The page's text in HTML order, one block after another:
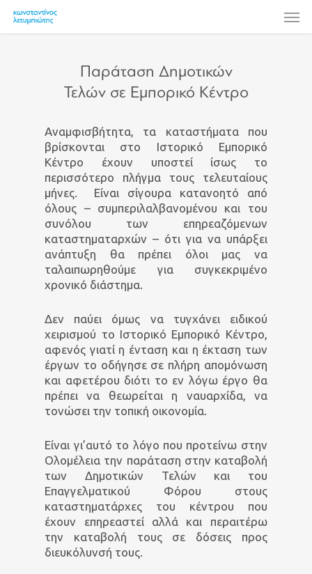
main
Παράταση Δημοτικών
Τελών σε Εμπορικό Κέντρο
Αναμφισβήτητα, τα καταστήματα που
βρίσκονται στο Ιστορικό Εμπορικό
Κέντρο έχουν υποστεί ίσως το
περισσότερο πλήγμα τους τελευταίους
μήνες. Είναι σίγουρα κατανοητό από
όλους – συμπεριλαλβανομένου και του
συνόλου των επηρεαζόμενων
καταστηματαρχών – ότι για να υπάρξει
ανάπτυξη θα πρέπει όλοι μας να
ταλαιπωρηθούμε για συγκεκριμένο
χρονικό διάστημα.
Δεν παύει όμως να τυγχάνει ειδικού
χειρισμού το Ιστορικό Εμπορικό Κέντρο,
αφενός γιατί η ένταση και η έκταση των
έργων το οδήγησε σε πλήρη απομόνωση
και αφετέρου διότι το εν λόγω έργο θα
πρέπει να θεωρείται η ναυαρχίδα, να
τονώσει την τοπική οικονομία.
Είναι γι’αυτό το λόγο που προτείνω στην
Ολομέλεια την παράταση στην καταβολή
των Δημοτικών Τελών και του
Επαγγελματικού Φόρου στους
καταστηματάρχες του κέντρου που
έχουν επηρεαστεί αλλά και περαιτέρω
την καταβολή τους σε δόσεις προς
διευκόλυνσή τους.